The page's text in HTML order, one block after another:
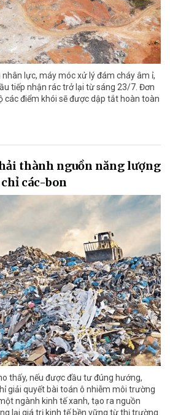
lực, máy móc xử lý đám cháy âm ỉ,
tiếp nhận rác trở lại từ sáng 23/7. Đơn
các điểm khói sẽ được dập tắt hoàn toàn
thành nguồn năng lượng
các-bon
thấy, nếu được đầu tư đúng hướng,
giải quyết bài toán ô nhiễm môi trường
ngành kinh tế xanh, tạo ra nguồn
lại giá trị kinh tế bền vững từ thị trường